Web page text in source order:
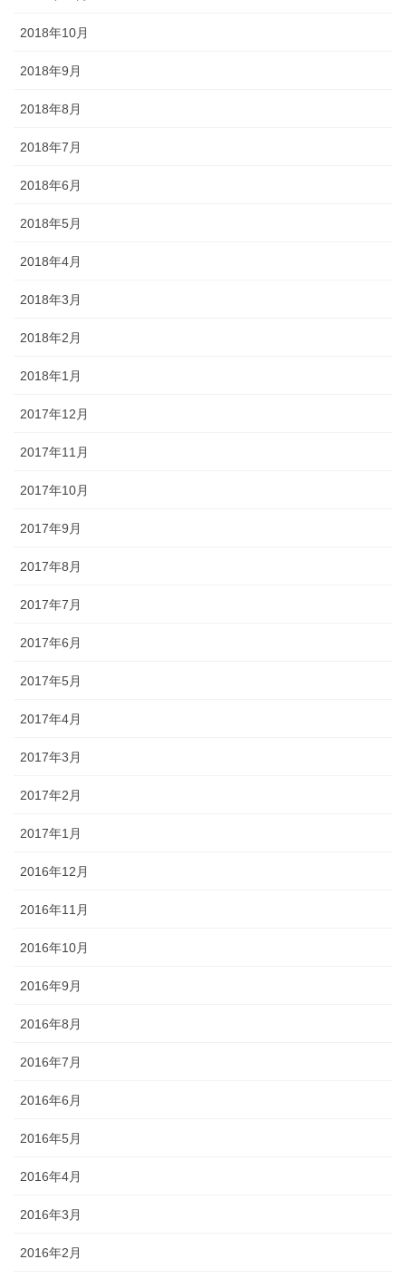
2018年10月
2018年9月
2018年8月
2018年7月
2018年6月
2018年5月
2018年4月
2018年3月
2018年2月
2018年1月
2017年12月
2017年11月
2017年10月
2017年9月
2017年8月
2017年7月
2017年6月
2017年5月
2017年4月
2017年3月
2017年2月
2017年1月
2016年12月
2016年11月
2016年10月
2016年9月
2016年8月
2016年7月
2016年6月
2016年5月
2016年4月
2016年3月
2016年2月